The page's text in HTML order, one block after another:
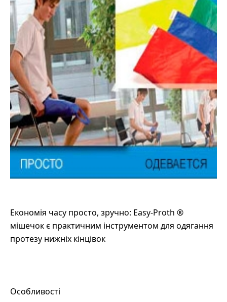
Економія часу просто, зручно: Easy-Proth ®
мішечок є практичним інструментом для одягання
протезу нижніх кінцівок
Особливості